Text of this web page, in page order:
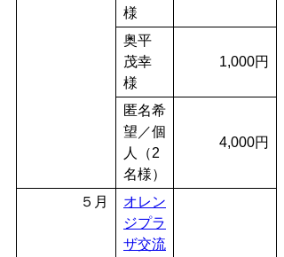
様
奥平
茂幸
様
1,000円
匿名希
望／個
人（2
名様）
4,000円
５月
オレン
ジプラ
ザ交流